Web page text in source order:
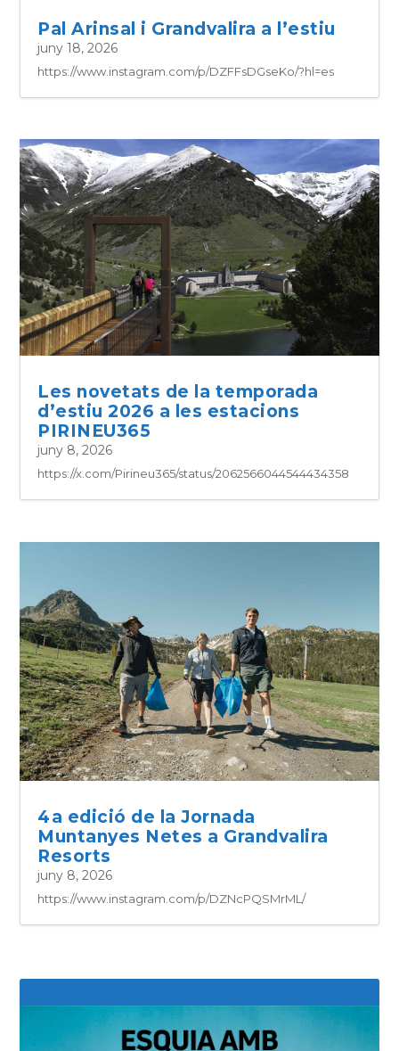
Pal Arinsal i Grandvalira a l’estiu
juny 18, 2026
https://www.instagram.com/p/DZFFsDGseKo/?hl=es
Les novetats de la temporada
d’estiu 2026 a les estacions
PIRINEU365
juny 8, 2026
https://x.com/Pirineu365/status/2062566044544434358
4a edició de la Jornada
Muntanyes Netes a Grandvalira
Resorts
juny 8, 2026
https://www.instagram.com/p/DZNcPQSMrML/